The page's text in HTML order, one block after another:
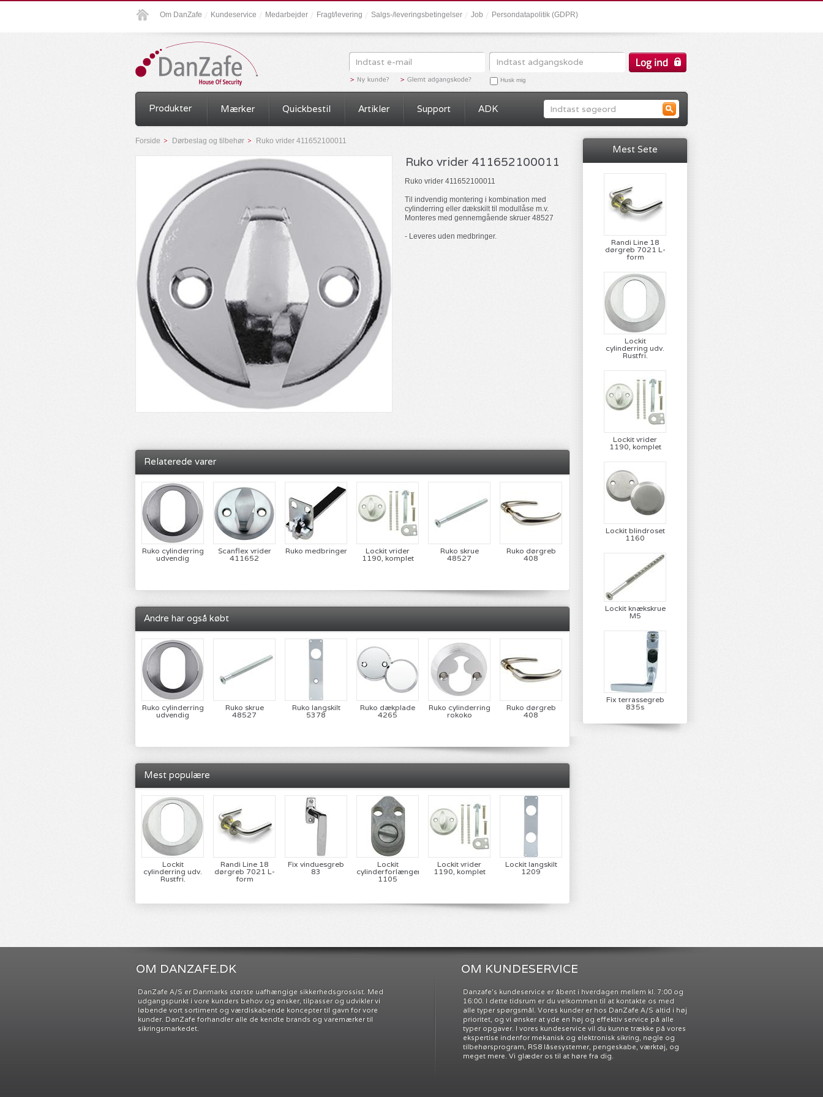
Husk mig
Om DanZafe Kundeservice Medarbejder Fragt/levering Salgs-/leveringsbetingelser Job Persondatapolitik (GDPR)
Produkter Mærker Quickbestil Artikler Support ADK
Forside Dørbeslag og tilbehør Ruko vrider 411652100011
Ruko vrider 411652100011
Ruko vrider 411652100011
Til indvendig montering i kombination med
cylinderring eller dækskilt til modullåse m.v.
Monteres med gennemgående skruer 48527
- Leveres uden medbringer.
Relaterede varer
Ruko cylinderring
udvendig
Scanflex vrider
411652
Ruko medbringer
Lockit vrider
1190, komplet
Ruko skrue
48527
Ruko dørgreb
408
Andre har også købt
Ruko cylinderring
udvendig
Ruko skrue
48527
Ruko langskilt
5378
Ruko dækplade
4265
Ruko cylinderring
rokoko
Ruko dørgreb
408
Mest populære
Lockit
cylinderring udv.
Rustfri.
Randi Line 18
dørgreb 7021 L-
form
Fix vinduesgreb
83
Lockit
cylinderforlænger
1105
Lockit vrider
1190, komplet
Lockit langskilt
1209
Mest Sete
Randi Line 18
dørgreb 7021 L-
form
Lockit
cylinderring udv.
Rustfri.
Lockit vrider
1190, komplet
Lockit blindroset
1160
Lockit knækskrue
M5
Fix terrassegreb
835s
OM DANZAFE.DK
DanZafe A/S er Danmarks største uafhængige sikkerhedsgrossist. Med
udgangspunkt i vore kunders behov og ønsker, tilpasser og udvikler vi
løbende vort sortiment og værdiskabende koncepter til gavn for vore
kunder. DanZafe forhandler alle de kendte brands og varemærker til
sikringsmarkedet.
OM KUNDESERVICE
Danzafe’s kundeservice er åbent i hverdagen mellem kl. 7:00 og
16:00. I dette tidsrum er du velkommen til at kontakte os med
alle typer spørgsmål. Vores kunder er hos DanZafe A/S altid i høj
prioritet, og vi ønsker at yde en høj og effektiv service på alle
typer opgaver. I vores kundeservice vil du kunne trække på vores
ekspertise indenfor mekanisk og elektronisk sikring, nøgle og
tilbehørsprogram, RS8 låsesystemer, pengeskabe, værktøj, og
meget mere. Vi glæder os til at høre fra dig.